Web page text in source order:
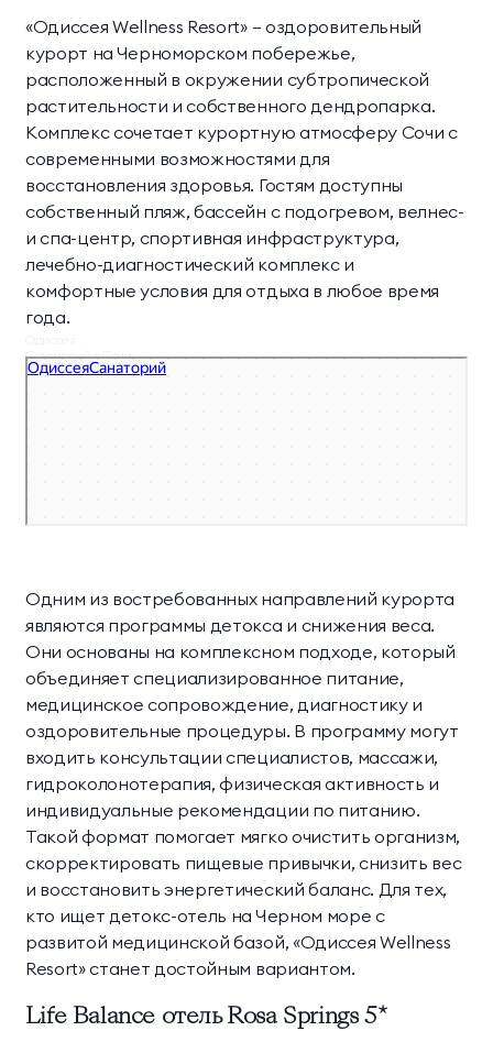
«Одиссея Wellness Resort» — оздоровительный
курорт на Черноморском побережье,
расположенный в окружении субтропической
растительности и собственного дендропарка.
Комплекс сочетает курортную атмосферу Сочи с
современными возможностями для
восстановления здоровья. Гостям доступны
собственный пляж, бассейн с подогревом, велнес-
и спа-центр, спортивная инфраструктура,
лечебно-диагностический комплекс и
комфортные условия для отдыха в любое время
года.
Санаторий в Сочи
Одним из востребованных направлений курорта
являются программы детокса и снижения веса.
Они основаны на комплексном подходе, который
объединяет специализированное питание,
медицинское сопровождение, диагностику и
оздоровительные процедуры. В программу могут
входить консультации специалистов, массажи,
гидроколонотерапия, физическая активность и
индивидуальные рекомендации по питанию.
Такой формат помогает мягко очистить организм,
скорректировать пищевые привычки, снизить вес
и восстановить энергетический баланс. Для тех,
кто ищет детокс-отель на Черном море с
развитой медицинской базой, «Одиссея Wellness
Resort» станет достойным вариантом.
Life Balance отель Rosa Springs 5*